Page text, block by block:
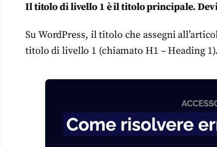
Il titolo di livello 1 è il titolo principale.
Su WordPress, il titolo che assegni
titolo di livello 1 (chiamato H1 – Heading 1).